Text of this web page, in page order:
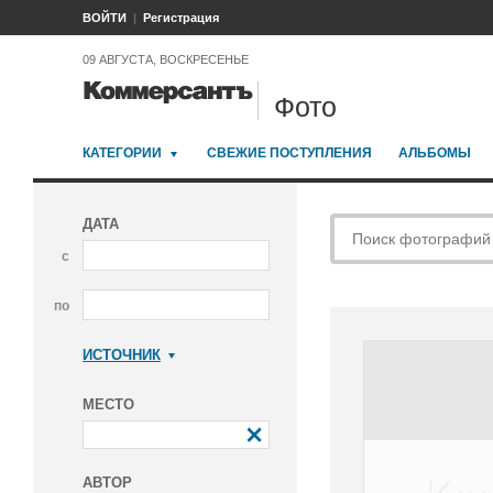
ВОЙТИ Регистрация
09 АВГУСТА, ВОСКРЕСЕНЬЕ
Фото
КАТЕГОРИИ СВЕЖИЕ ПОСТУПЛЕНИЯ АЛЬБОМЫ
ДАТА
с
по
ИСТОЧНИК
МЕСТО
АВТОР